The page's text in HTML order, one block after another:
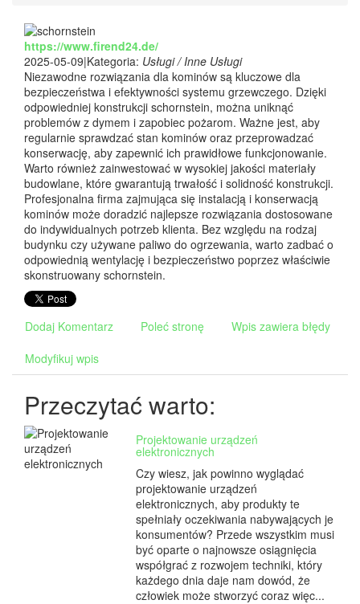
https://www.firend24.de/
2025-05-09|Kategoria: Usługi / Inne Usługi
Niezawodne rozwiązania dla kominów są kluczowe dla
bezpieczeństwa i efektywności systemu grzewczego. Dzięki
odpowiedniej konstrukcji schornstein, można uniknąć
problemów z dymem i zapobiec pożarom. Ważne jest, aby
regularnie sprawdzać stan kominów oraz przeprowadzać
konserwację, aby zapewnić ich prawidłowe funkcjonowanie.
Warto również zainwestować w wysokiej jakości materiały
budowlane, które gwarantują trwałość i solidność konstrukcji.
Profesjonalna firma zajmująca się instalacją i konserwacją
kominów może doradzić najlepsze rozwiązania dostosowane
do indywidualnych potrzeb klienta. Bez względu na rodzaj
budynku czy używane paliwo do ogrzewania, warto zadbać o
odpowiednią wentylację i bezpieczeństwo poprzez właściwie
skonstruowany schornstein.
Dodaj Komentarz Poleć stronę
Wpis zawiera błędy
Modyfikuj wpis
Przeczytać warto:
Projektowanie urządzeń
elektronicznych
Czy wiesz, jak powinno wyglądać
projektowanie urządzeń
elektronicznych, aby produkty te
spełniały oczekiwania nabywających je
konsumentów? Przede wszystkim musi
być oparte o najnowsze osiągnięcia
współgrać z rozwojem techniki, który
każdego dnia daje nam dowód, że
człowiek może stworzyć coraz więc...